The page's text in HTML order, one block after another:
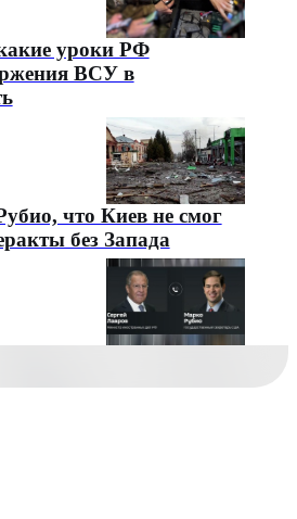
уроки РФ
ВСУ в
что Киев не смог
без Запада